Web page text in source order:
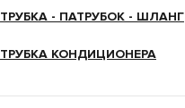
ТРУБКА - ПАТРУБОК - ШЛАНГ
ТРУБКА КОНДИЦИОНЕРА